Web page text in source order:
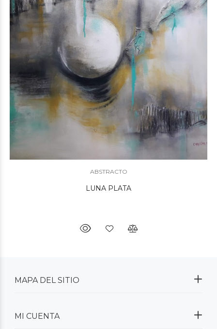
ABSTRACTO
LUNA PLATA
MAPA DEL SITIO
MI CUENTA